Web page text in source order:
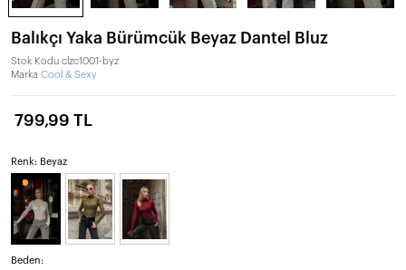
Balıkçı Yaka Bürümcük Beyaz Dantel Bluz
Stok Kodu clzc1001-byz
Marka Cool & Sexy
799,99 TL
Renk: Beyaz
Beden: